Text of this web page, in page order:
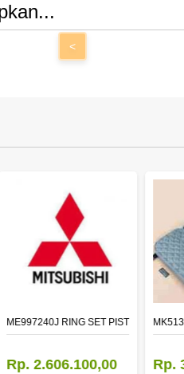
<
LH
ME997240J RING SET PISTON STD
Rp. 2.606.100,00 Rp.